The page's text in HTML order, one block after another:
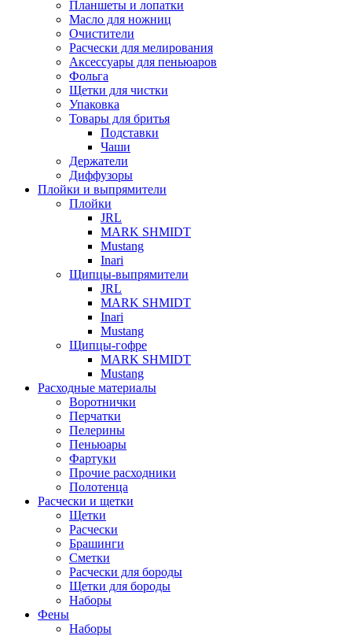
Планшеты и лопатки
Масло для ножниц
Очистители
Расчески для мелирования
Аксессуары для пеньюаров
Фольга
Щетки для чистки
Упаковка
Товары для бритья
Подставки
Чаши
Держатели
Диффузоры
Плойки и выпрямители
Плойки
JRL
MARK SHMIDT
Mustang
Inari
Щипцы-выпрямители
JRL
MARK SHMIDT
Inari
Mustang
Щипцы-гофре
MARK SHMIDT
Mustang
Расходные материалы
Воротнички
Перчатки
Пелерины
Пеньюары
Фартуки
Прочие расходники
Полотенца
Расчески и щетки
Щетки
Расчески
Брашинги
Сметки
Расчески для бороды
Щетки для бороды
Наборы
Фены
Наборы